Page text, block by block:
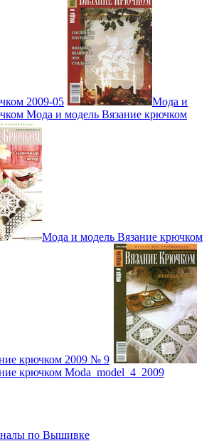
2009-05
Мода и
Мода и модель Вязание крючком
Мода и модель Вязание крючком
крючком 2009 № 9
крючком Moda_model_4_2009
по Вышивке